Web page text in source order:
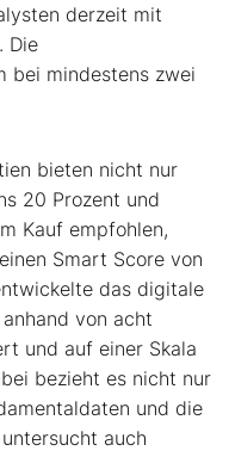
derzeit mit
Die
bei mindestens zwei
bieten nicht nur
20 Prozent und
Kauf empfohlen,
Smart Score von
das digitale
von acht
und auf einer Skala
bezieht es nicht nur
und die
auch